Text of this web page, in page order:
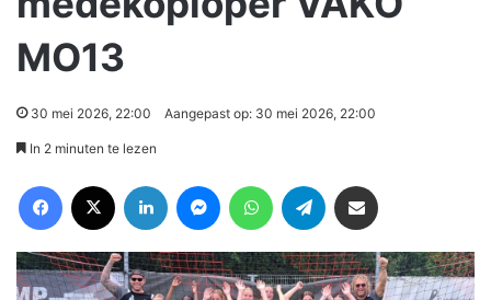
MO13
30 mei 2026, 22:00 Aangepast op: 30 mei 2026, 22:00
In 2 minuten te lezen